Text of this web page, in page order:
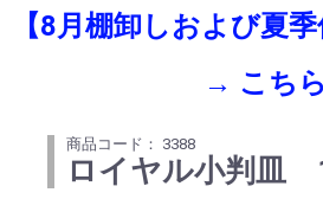
【8月棚卸しおよび夏
→ こちら
商品コード： 3388
ロイヤル小判皿